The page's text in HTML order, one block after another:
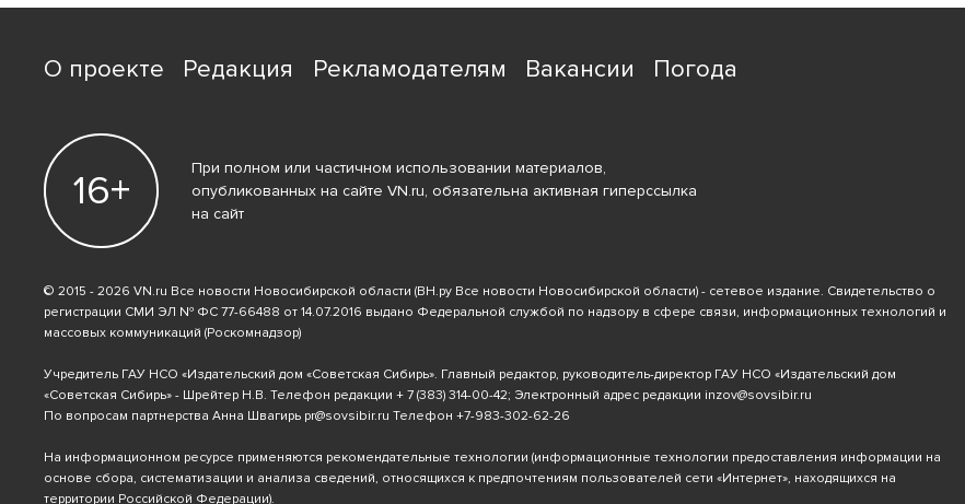
О проекте Редакция Рекламодателям Вакансии Погода
16+
При полном или частичном использовании материалов,
опубликованных на сайте VN.ru, обязательна активная гиперссылка
на сайт
© 2015 - 2026 VN.ru Все новости Новосибирской области (ВН.ру Все новости Новосибирской области) - сетевое издание. Свидетельство о
регистрации СМИ ЭЛ № ФС 77-66488 от 14.07.2016 выдано Федеральной службой по надзору в сфере связи, информационных технологий и
массовых коммуникаций (Роскомнадзор)
Учредитель ГАУ НСО «Издательский дом «Советская Сибирь». Главный редактор, руководитель-директор ГАУ НСО «Издательский дом
«Советская Сибирь» - Шрейтер Н.В. Телефон редакции + 7 (383) 314-00-42; Электронный адрес редакции inzov@sovsibir.ru
По вопросам партнерства Анна Швагирь pr@sovsibir.ru Телефон +7-983-302-62-26
На информационном ресурсе применяются рекомендательные технологии (информационные технологии предоставления информации на
основе сбора, систематизации и анализа сведений, относящихся к предпочтениям пользователей сети «Интернет», находящихся на
территории Российской Федерации).